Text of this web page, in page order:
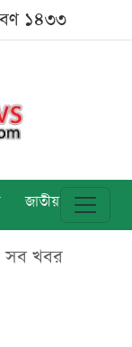
১৪৩৩
জাতীয় বিশ্ব
সব খবর